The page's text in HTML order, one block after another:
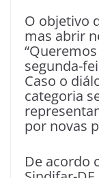
O objetivo
mas abrir
segunda-
Caso o
categoria
por novas
De acordo